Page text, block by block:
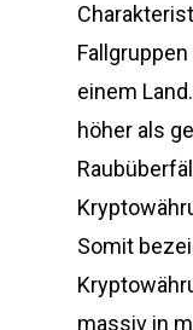
einem
höher als
Somit
massiv in